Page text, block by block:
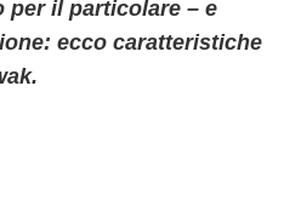
per il particolare – e
ecco caratteristiche